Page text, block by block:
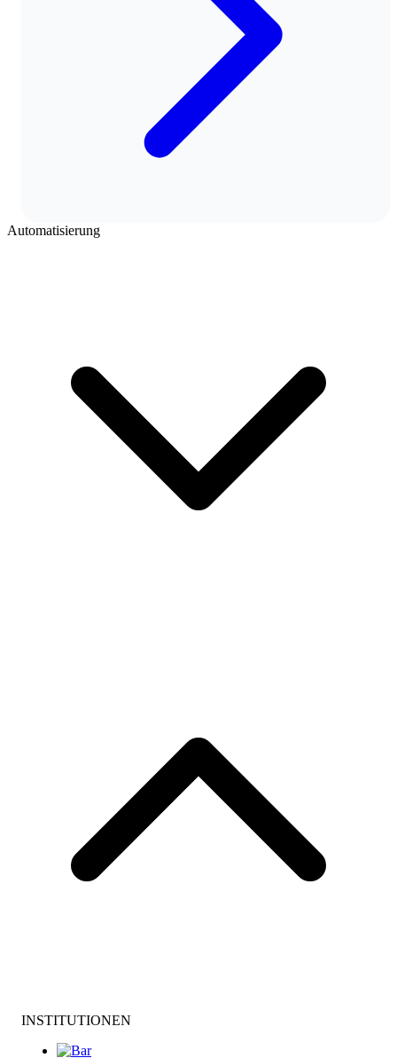
Automatisierung
INSTITUTIONEN